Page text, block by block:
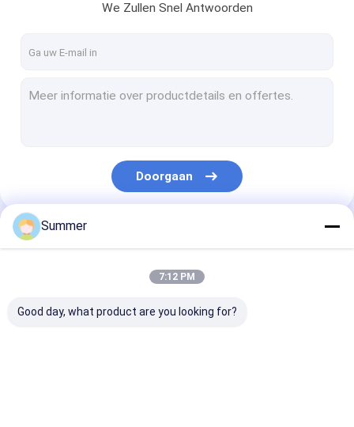
CTP Plaat die Machine maken
thermische CTP-machine
ProcesslessDrukplaten
Dubbele laagctp Plaat
We Zullen Snel Antwoorden
Doorgaan
Onze Categorieën
Summer
7:12 PM
Good day, what product are you looking for?